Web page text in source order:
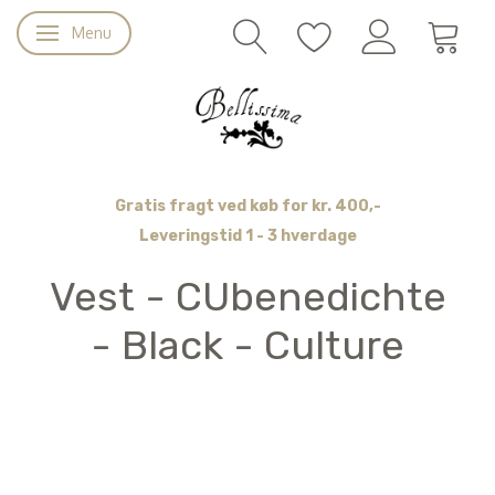
Skifte navigation
Menu
Gratis fragt ved køb for kr. 400,-
Leveringstid 1 - 3 hverdage
Vest - CUbenedichte
- Black - Culture